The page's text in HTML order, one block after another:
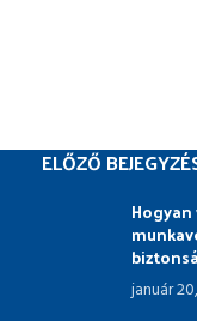
ELŐZŐ
január